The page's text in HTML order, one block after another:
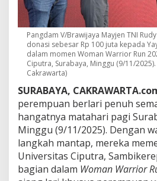
Pangdam V/Brawijaya Mayjen TNI
donasi sebesar Rp 100 juta kepada
dalam momen Woman Warrior Run
Ciputra, Surabaya, Minggu (9/11/
Cakrawarta)
SURABAYA,
perempuan berlari penuh
hangatnya matahari pagi
Minggu (9/11/2025). Dengan
langkah mantap, mereka
Universitas Ciputra,
bagian dalam Woman Warrior